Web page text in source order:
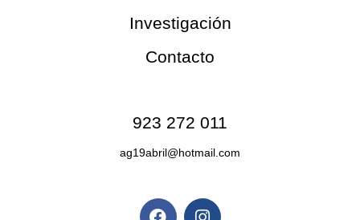
Investigación
Contacto
923 272 011
ag19abril@hotmail.com